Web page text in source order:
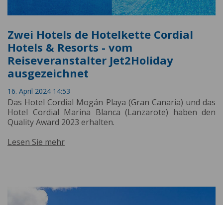
Zwei Hotels de Hotelkette Cordial
Hotels & Resorts - vom
Reiseveranstalter Jet2Holiday
ausgezeichnet
16. April 2024 14:53
Das Hotel Cordial Mogán Playa (Gran Canaria) und das
Hotel Cordial Marina Blanca (Lanzarote) haben den
Quality Award 2023 erhalten.
Lesen Sie mehr